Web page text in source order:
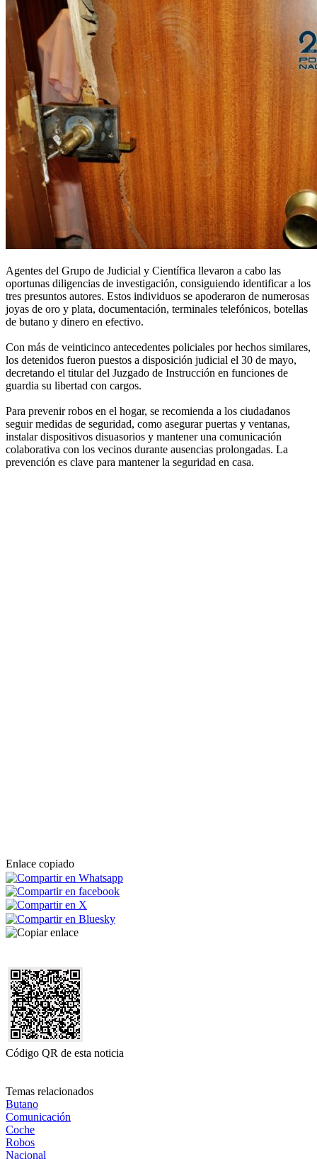
Agentes del Grupo de Judicial y Científica llevaron a cabo las
oportunas diligencias de investigación, consiguiendo identificar a los
tres presuntos autores. Estos individuos se apoderaron de numerosas
joyas de oro y plata, documentación, terminales telefónicos, botellas
de butano y dinero en efectivo.
Con más de veinticinco antecedentes policiales por hechos similares,
los detenidos fueron puestos a disposición judicial el 30 de mayo,
decretando el titular del Juzgado de Instrucción en funciones de
guardia su libertad con cargos.
Para prevenir robos en el hogar, se recomienda a los ciudadanos
seguir medidas de seguridad, como asegurar puertas y ventanas,
instalar dispositivos disuasorios y mantener una comunicación
colaborativa con los vecinos durante ausencias prolongadas. La
prevención es clave para mantener la seguridad en casa.
Enlace copiado
Código QR de esta noticia
Temas relacionados
Butano
Comunicación
Coche
Robos
Nacional